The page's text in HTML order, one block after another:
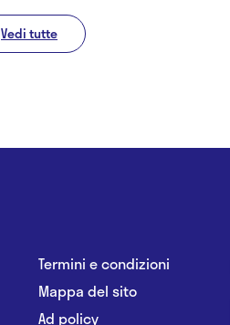
Vedi tutte
Termini e condizioni
Mappa del sito
Ad policy